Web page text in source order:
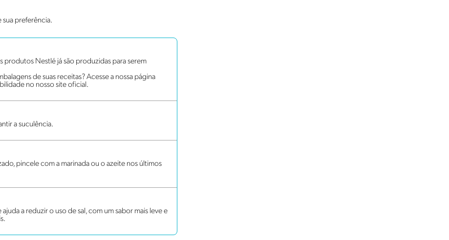
sua preferência.
produtos Nestlé já são produzidas para serem
de suas receitas? Acesse a nossa página
no nosso site oficial.
a suculência.
pincele com a marinada ou o azeite nos últimos
a reduzir o uso de sal, com um sabor mais leve e